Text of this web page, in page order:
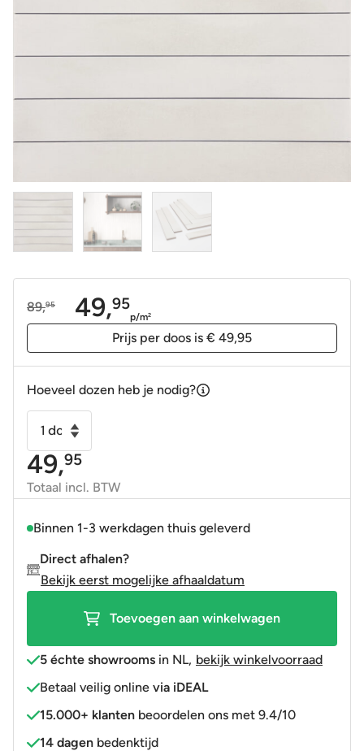
89,95
Oorspronkelijke
49,95
Huidige
p/m2
Prijs per doos is € 49,95
Hoeveel dozen heb je nodig?
Wandtegel
Corsica
wit
sands
R10
aantal
49,95
Totaal incl. BTW
Binnen 1-3 werkdagen thuis geleverd
Direct afhalen?
Bekijk eerst mogelijke afhaaldatum
Toevoegen aan winkelwagen
5 échte showrooms in NL, bekijk winkelvoorraad
Betaal veilig online via iDEAL
15.000+ klanten beoordelen ons met 9.4/10
14 dagen bedenktijd